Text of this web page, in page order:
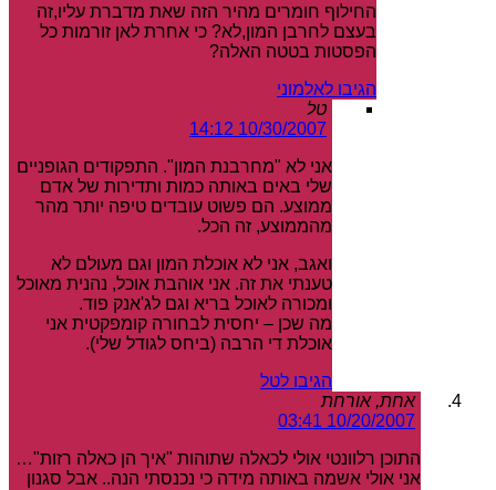
החילוף חומרים מהיר הזה שאת מדברת עליו,זה
בעצם לחרבן המון,לא? כי אחרת לאן זורמות כל
הפסטות בטטה האלה?
הגיבו לאלמוני
טל
10/30/2007 14:12
אני לא "מחרבנת המון". התפקודים הגופניים
שלי באים באותה כמות ותדירות של אדם
ממוצע. הם פשוט עובדים טיפה יותר מהר
מהממוצע, זה הכל.
ואגב, אני לא אוכלת המון וגם מעולם לא
טענתי את זה. אני אוהבת אוכל, נהנית מאוכל
ומכורה לאוכל בריא וגם לג'אנק פוד.
מה שכן – יחסית לבחורה קומפקטית אני
אוכלת די הרבה (ביחס לגודל שלי).
הגיבו לטל
אחת, אורחת
10/20/2007 03:41
התוכן רלוונטי אולי לכאלה שתוהות "איך הן כאלה רזות"…
אני אולי אשמה באותה מידה כי נכנסתי הנה.. אבל סגנון